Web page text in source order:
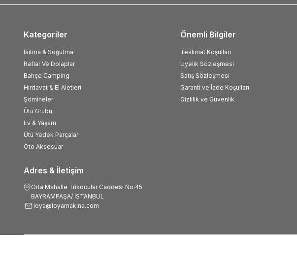
Adres & İletişim
Orta Mahalle Trikocular Caddesi No:45
BAYRAMPAŞA/ İSTANBUL
loya@loyamakina.com
Kategoriler
Isıtma & Soğutma
Raflar Ve Dolaplar
Bahçe Camping
Hırdavat & El Aletleri
Şömineler
Ütü Grubu
Ev & Yaşam
Ütü Yedek Parçalar
Oto Aksesuar
Önemli Bilgiler
Teslimat Koşulları
Üyelik Sözleşmesi
Satış Sözleşmesi
Garanti ve İade Koşulları
Gizlilik ve Güvenlik